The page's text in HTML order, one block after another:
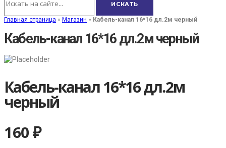
Главная страница » Магазин » Кабель-канал 16*16 дл.2м черный
Кабель-канал 16*16 дл.2м черный
Кабель-канал 16*16 дл.2м
черный
160₽